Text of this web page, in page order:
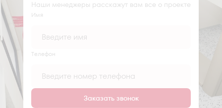
Наши менеджеры расскажут вам все о проекте
Имя
Tелефон
Заказать звонок